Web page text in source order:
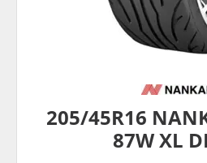
205/45R16
87W XL